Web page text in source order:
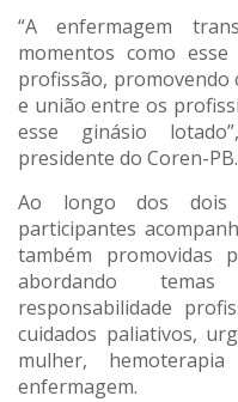
“A enfermagem
momentos como
profissão, promovendo
e união entre os
esse ginásio
presidente do Coren-PB.
Ao longo dos dois
participantes
também promovidas
abordando
responsabilidade
cuidados paliativos,
mulher,
enfermagem.